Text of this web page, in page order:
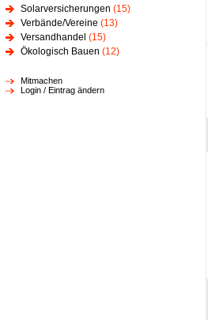
Solarversicherungen (15)
Verbände/Vereine (13)
Versandhandel (15)
Ökologisch Bauen (12)
Mitmachen
Login / Eintrag ändern